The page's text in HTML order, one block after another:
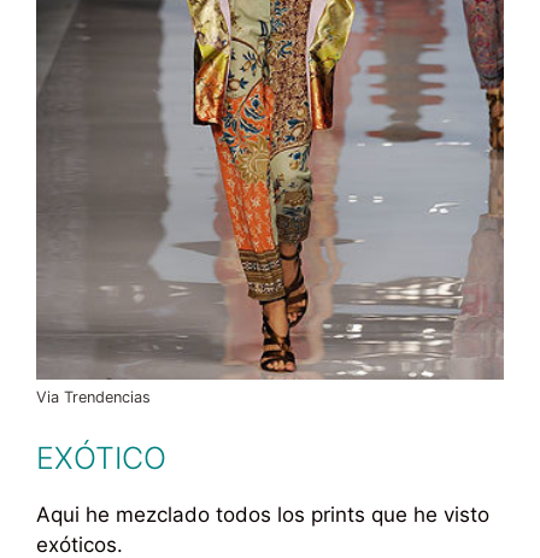
Via Trendencias
EXÓTICO
Aqui he mezclado todos los prints que he visto
exóticos.